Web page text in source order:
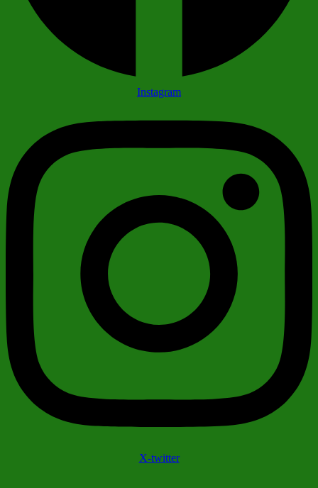
Instagram
X-twitter